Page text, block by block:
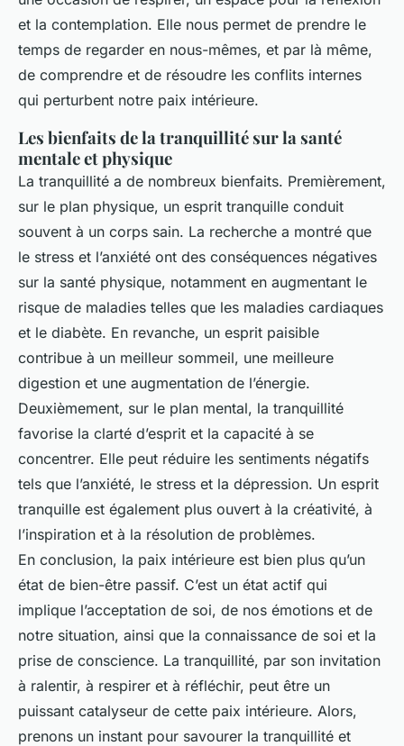
et la contemplation. Elle nous permet de prendre le
temps de regarder en nous-mêmes, et par là même,
de comprendre et de résoudre les conflits internes
qui perturbent notre paix intérieure.
Les bienfaits de la tranquillité sur la santé
mentale et physique
La tranquillité a de nombreux bienfaits. Premièrement,
sur le plan physique, un esprit tranquille conduit
souvent à un corps sain. La recherche a montré que
le stress et l’anxiété ont des conséquences négatives
sur la santé physique, notamment en augmentant le
risque de maladies telles que les maladies cardiaques
et le diabète. En revanche, un esprit paisible
contribue à un meilleur sommeil, une meilleure
digestion et une augmentation de l’énergie.
Deuxièmement, sur le plan mental, la tranquillité
favorise la clarté d’esprit et la capacité à se
concentrer. Elle peut réduire les sentiments négatifs
tels que l’anxiété, le stress et la dépression. Un esprit
tranquille est également plus ouvert à la créativité, à
l’inspiration et à la résolution de problèmes.
En conclusion, la paix intérieure est bien plus qu’un
état de bien-être passif. C’est un état actif qui
implique l’acceptation de soi, de nos émotions et de
notre situation, ainsi que la connaissance de soi et la
prise de conscience. La tranquillité, par son invitation
à ralentir, à respirer et à réfléchir, peut être un
puissant catalyseur de cette paix intérieure. Alors,
prenons un instant pour savourer la tranquillité et